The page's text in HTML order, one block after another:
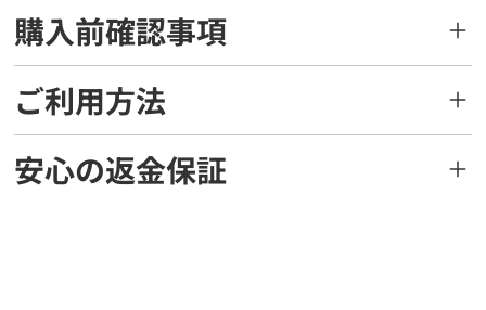
購入前確認事項
ご利用方法
安心の返金保証